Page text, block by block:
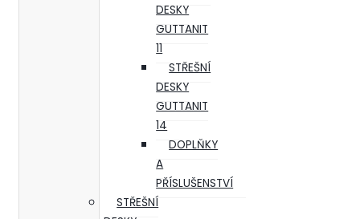
DESKY
GUTTANIT
11
STŘEŠNÍ
DESKY
GUTTANIT
14
DOPLŇKY
A
PŘÍSLUŠENSTVÍ
STŘEŠNÍ